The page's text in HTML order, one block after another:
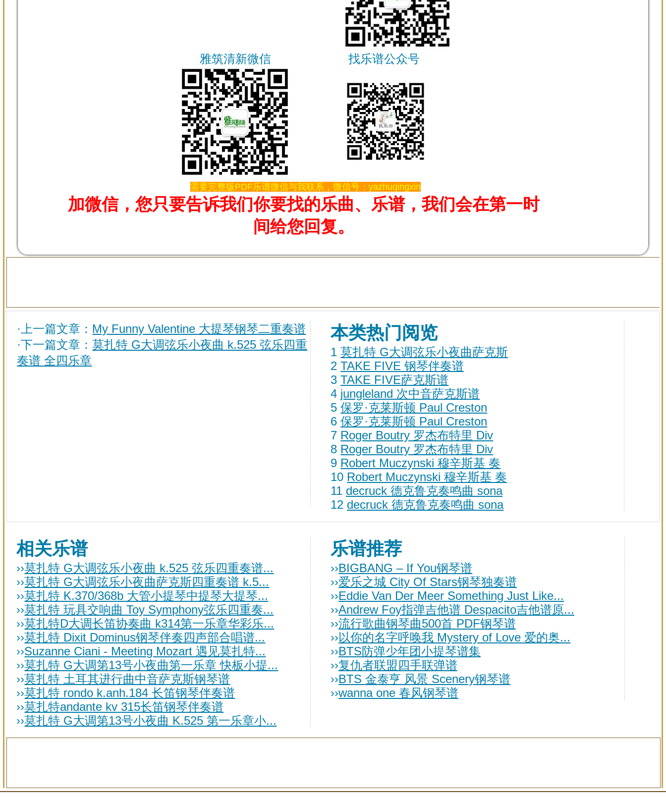
雅筑清新微信 找乐谱公众号
需要完整版PDF乐谱微信与我联系，微信号：yazhuqingxin
加微信，您只要告诉我们你要找的乐曲、乐谱，我们会在第一时
间给您回复。
·上一篇文章： My Funny Valentine 大提琴钢琴二重奏谱
·下一篇文章：莫扎特 G大调弦乐小夜曲 k.525 弦乐四重
奏谱 全四乐章
本类热门阅览
1 莫扎特 G大调弦乐小夜曲萨克斯
2 TAKE FIVE 钢琴伴奏谱
3 TAKE FIVE萨克斯谱
4 jungleland 次中音萨克斯谱
5 保罗·克莱斯顿 Paul Creston
6 保罗·克莱斯顿 Paul Creston
7 Roger Boutry 罗杰布特里 Div
8 Roger Boutry 罗杰布特里 Div
9 Robert Muczynski 穆辛斯基 奏
10 Robert Muczynski 穆辛斯基 奏
11 decruck 德克鲁克奏鸣曲 sona
12 decruck 德克鲁克奏鸣曲 sona
相关乐谱
››莫扎特 G大调弦乐小夜曲 k.525 弦乐四重奏谱...
››莫扎特 G大调弦乐小夜曲萨克斯四重奏谱 k.5...
››莫扎特 K.370/368b 大管小提琴中提琴大提琴...
››莫扎特 玩具交响曲 Toy Symphony弦乐四重奏...
››莫扎特D大调长笛协奏曲 k314第一乐章华彩乐...
››莫扎特 Dixit Dominus钢琴伴奏四声部合唱谱...
››Suzanne Ciani - Meeting Mozart 遇见莫扎特...
››莫扎特 G大调第13号小夜曲第一乐章 快板小提...
››莫扎特 土耳其进行曲中音萨克斯钢琴谱
››莫扎特 rondo k.anh.184 长笛钢琴伴奏谱
››莫扎特andante kv 315长笛钢琴伴奏谱
››莫扎特 G大调第13号小夜曲 K.525 第一乐章小...
乐谱推荐
››BIGBANG – If You钢琴谱
››爱乐之城 City Of Stars钢琴独奏谱
››Eddie Van Der Meer Something Just Like...
››Andrew Foy指弹吉他谱 Despacito吉他谱原...
››流行歌曲钢琴曲500首 PDF钢琴谱
››以你的名字呼唤我 Mystery of Love 爱的奥...
››BTS防弹少年团小提琴谱集
››复仇者联盟四手联弹谱
››BTS 金泰亨 风景 Scenery钢琴谱
››wanna one 春风钢琴谱